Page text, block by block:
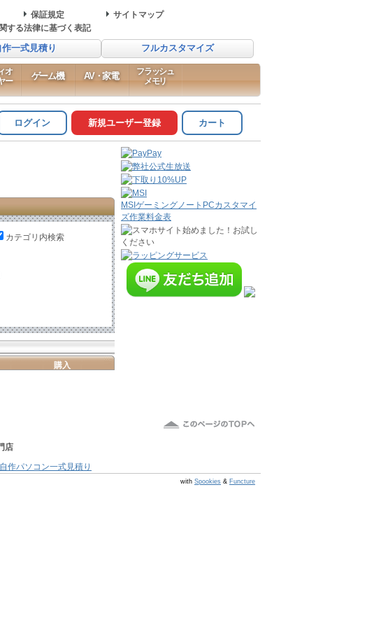
保証規定
サイトマップ
する法律に基づく表記
作一式見積り フルカスタマイズ
オ
ー
ゲーム機 AV・家電
フラッシュ
メモリ
ログイン 新規ユーザー登録 カート
カテゴリ内検索
購入
MSIゲーミングノートPCカスタマイ
ズ作業料金表
店
自作パソコン一式見積り
with Spookies & Functure